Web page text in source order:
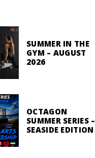
SUMMER IN THE
GYM – AUGUST
2026
OCTAGON
SUMMER SERIES –
SEASIDE EDITION